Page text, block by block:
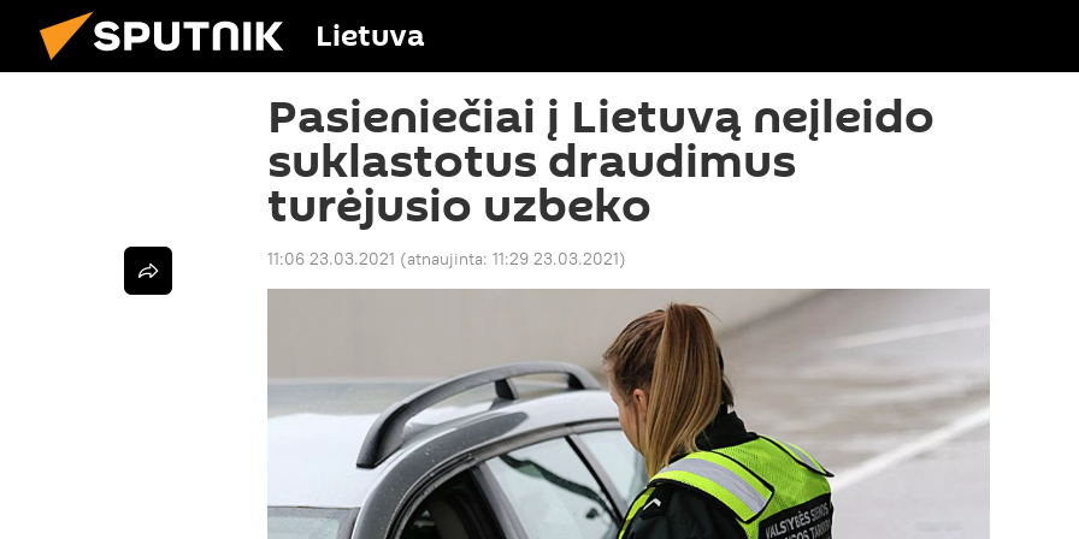
Lietuva
Pasieniečiai į Lietuvą neįleido
suklastotus draudimus
turėjusio uzbeko
11:06 23.03.2021 (atnaujinta: 11:29 23.03.2021)